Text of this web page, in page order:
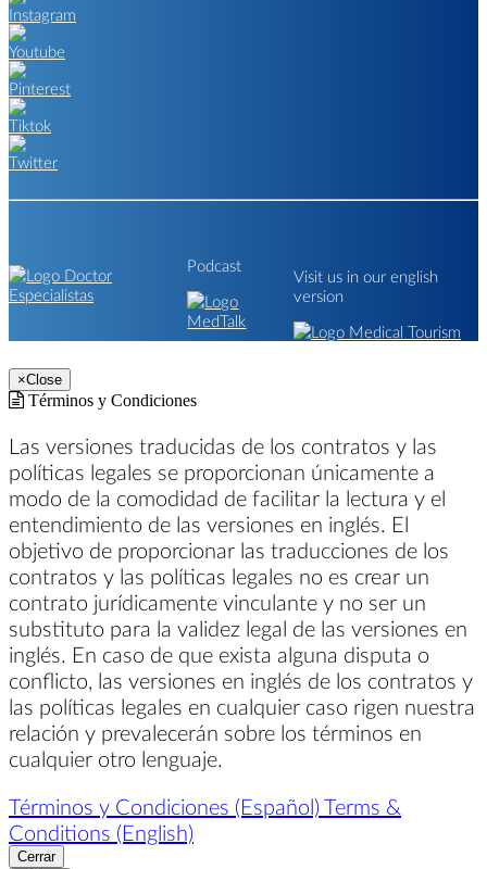
Podcast
Visit us in our english
version
×Close
Términos y Condiciones
Las versiones traducidas de los contratos y las
políticas legales se proporcionan únicamente a
modo de la comodidad de facilitar la lectura y el
entendimiento de las versiones en inglés. El
objetivo de proporcionar las traducciones de los
contratos y las políticas legales no es crear un
contrato jurídicamente vinculante y no ser un
substituto para la validez legal de las versiones en
inglés. En caso de que exista alguna disputa o
conflicto, las versiones en inglés de los contratos y
las políticas legales en cualquier caso rigen nuestra
relación y prevalecerán sobre los términos en
cualquier otro lenguaje.
Términos y Condiciones (Español) Terms &
Conditions (English)
Cerrar